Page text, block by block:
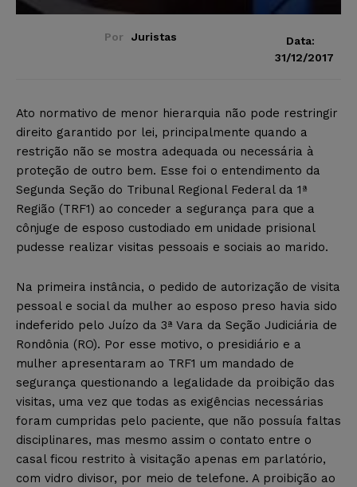
Por Juristas
Data:
31/12/2017
Ato normativo de menor hierarquia não pode restringir
direito garantido por lei, principalmente quando a
restrição não se mostra adequada ou necessária à
proteção de outro bem. Esse foi o entendimento da
Segunda Seção do Tribunal Regional Federal da 1ª
Região (TRF1) ao conceder a segurança para que a
cônjuge de esposo custodiado em unidade prisional
pudesse realizar visitas pessoais e sociais ao marido.
Na primeira instância, o pedido de autorização de visita
pessoal e social da mulher ao esposo preso havia sido
indeferido pelo Juízo da 3ª Vara da Seção Judiciária de
Rondônia (RO). Por esse motivo, o presidiário e a
mulher apresentaram ao TRF1 um mandado de
segurança questionando a legalidade da proibição das
visitas, uma vez que todas as exigências necessárias
foram cumpridas pelo paciente, que não possuía faltas
disciplinares, mas mesmo assim o contato entre o
casal ficou restrito à visitação apenas em parlatório,
com vidro divisor, por meio de telefone. A proibição ao